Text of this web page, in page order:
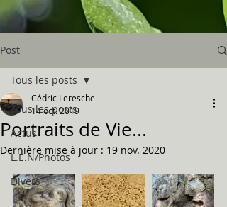
Post
Tous les posts
Actus
L.E.N/Photos
Divers
Tous les posts
Portraits de Vie...
Cédric Leresche
14 oct. 2019
Dernière mise à jour : 19 nov. 2020